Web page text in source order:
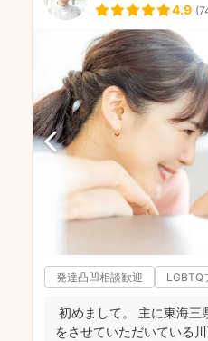
4.9 (
発達凸凹相談歓迎 LGBTQ
初めまして。 主に東海三
をさせていただいている